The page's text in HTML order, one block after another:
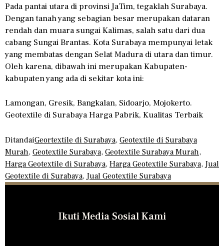
Pada pantai utara di provinsi JaTim, tegaklah Surabaya.
Dengan tanah yang sebagian besar merupakan dataran
rendah dan muara sungai Kalimas, salah satu dari dua
cabang Sungai Brantas. Kota Surabaya mempunyai letak
yang membatas dengan Selat Madura di utara dan timur.
Oleh karena, dibawah ini merupakan Kabupaten-
kabupaten yang ada di sekitar kota ini:
Lamongan, Gresik, Bangkalan, Sidoarjo, Mojokerto.
Geotextile di Surabaya Harga Pabrik, Kualitas Terbaik
DitandaiGeortextile di Surabaya, Geotextile di Surabaya
Murah, Geotextile Surabaya, Geotextile Surabaya Murah,
Harga Geotextile di Surabaya, Harga Geotextile Surabaya, Jual
Geotextile di Surabaya, Jual Geotextile Surabaya
Ikuti Media Sosial Kami